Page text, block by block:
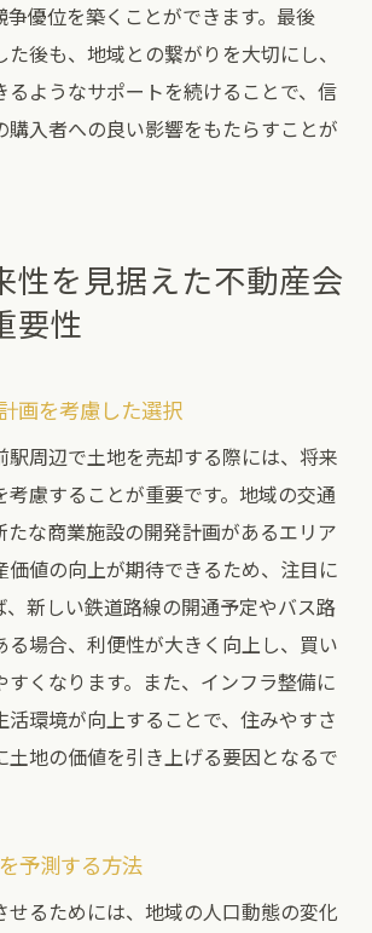
争優位を築くことができます。最後
後も、地域との繋がりを大切にし、
るようなサポートを続けることで、信
購入者への良い影響をもたらすことが
性を見据えた不動産会
要性
画を考慮した選択
駅周辺で土地を売却する際には、将来
考慮することが重要です。地域の交通
たな商業施設の開発計画があるエリア
価値の向上が期待できるため、注目に
、新しい鉄道路線の開通予定やバス路
る場合、利便性が大きく向上し、買い
すくなります。また、インフラ整備に
活環境が向上することで、住みやすさ
土地の価値を引き上げる要因となるで
予測する方法
せるためには、地域の人口動態の変化